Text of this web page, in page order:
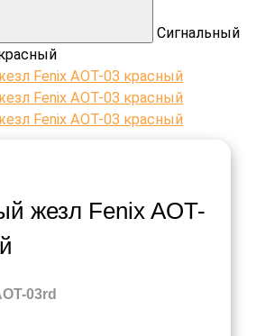
Сигнальный
жезл Fenix AOT-
03rd